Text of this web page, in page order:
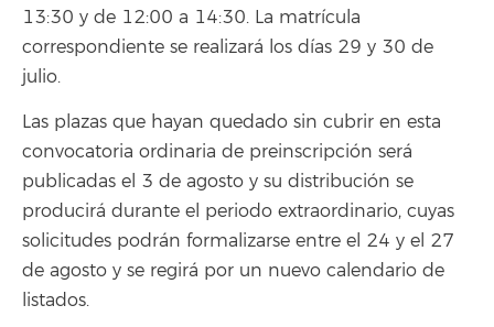
13:30 y de 12:00 a 14:30. La matrícula
correspondiente se realizará los días 29 y 30 de
julio.
Las plazas que hayan quedado sin cubrir en esta
convocatoria ordinaria de preinscripción será
publicadas el 3 de agosto y su distribución se
producirá durante el periodo extraordinario, cuyas
solicitudes podrán formalizarse entre el 24 y el 27
de agosto y se regirá por un nuevo calendario de
listados.